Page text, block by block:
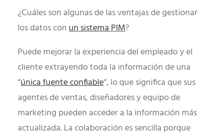
¿Cuáles son algunas de las ventajas de gestionar
los datos conun sistema PIM?
Puede mejorar la experiencia del empleado y el
cliente extrayendo toda la información de una
“única fuente confiable“, lo que significa que sus
agentes de ventas, diseñadores y equipo de
marketing pueden acceder a la información más
actualizada. La colaboración es sencilla porque